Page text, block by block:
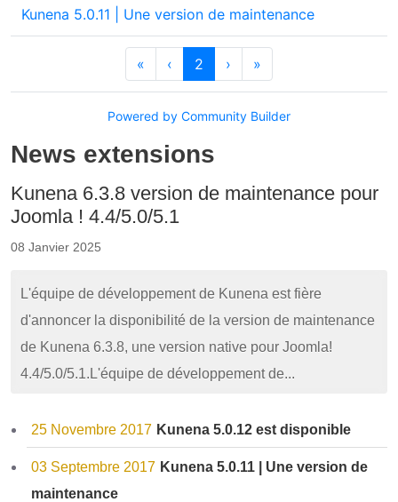
Kunena 5.0.11 | Une version de maintenance
« ‹ 2 › »
Powered by Community Builder
News extensions
Kunena 6.3.8 version de maintenance pour
Joomla ! 4.4/5.0/5.1
08 Janvier 2025
L'équipe de développement de Kunena est fière
d'annoncer la disponibilité de la version de maintenance
de Kunena 6.3.8, une version native pour Joomla!
4.4/5.0/5.1.L'équipe de développement de...
25 Novembre 2017 Kunena 5.0.12 est disponible
03 Septembre 2017 Kunena 5.0.11 | Une version de
maintenance